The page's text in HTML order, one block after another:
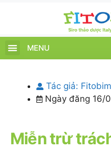
MENU
Tác giả:
Ngày đăng 16/
Miễn trừ